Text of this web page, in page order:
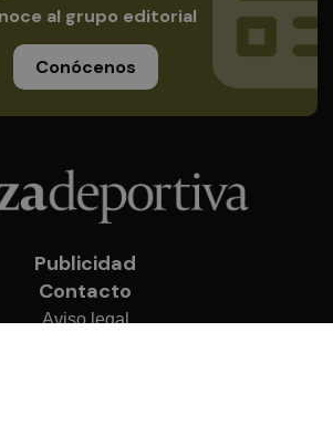
al grupo editorial
Conócenos
Publicidad
Contacto
Aviso legal